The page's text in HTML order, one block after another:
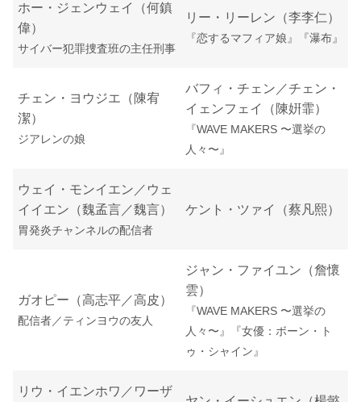
ホー・ジェンウェイ（何鎮
偉）
サイバー犯罪捜査班の主任刑事
リー・リーレン（李李仁）
『恋するマフィア娘』『瀑布』
チェン・ヨウジエ（陳宥
潔）
ジアレンの娘
バフィ・チェン／チェン・
イェンフェイ（陳姸霏）
『WAVE MAKERS 〜選挙の
人々〜』
ウェイ・モンイエン／ウェ
イイエン（魏孟言／魏言）
胃発炎チャンネルの配信者
ケント・ツァイ（蔡凡熙）
ガオピー（高志平／高皮）
配信者／ティンヨウの友人
ジャン・ファイユン（詹懷
雲）
『WAVE MAKERS 〜選挙の
人々〜』『女優：ボーン・ト
ゥ・シャイン』
リウ・イエンホワ／ワーザ